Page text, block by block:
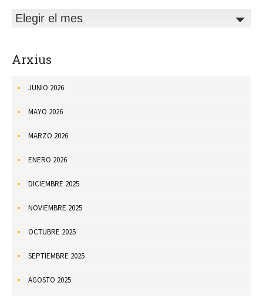
Elegir el mes
Arxius
JUNIO 2026
MAYO 2026
MARZO 2026
ENERO 2026
DICIEMBRE 2025
NOVIEMBRE 2025
OCTUBRE 2025
SEPTIEMBRE 2025
AGOSTO 2025